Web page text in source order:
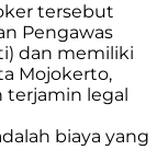
tersebut
Pengawas
dan memiliki
Mojokerto,
terjamin legal
biaya yang